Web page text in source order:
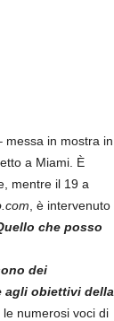
messa in mostra in
a Miami. È
mentre il 19 a
, è intervenuto
che posso
dei
agli obiettivi della
numerosi voci di